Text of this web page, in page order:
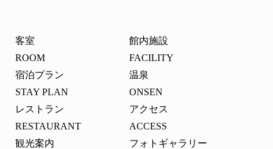
客室
ROOM
館内施設
FACILITY
宿泊プラン
STAY PLAN
温泉
ONSEN
レストラン
RESTAURANT
アクセス
ACCESS
観光案内
フォトギャラリー